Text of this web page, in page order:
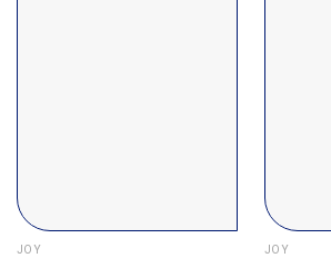
JOY JOY